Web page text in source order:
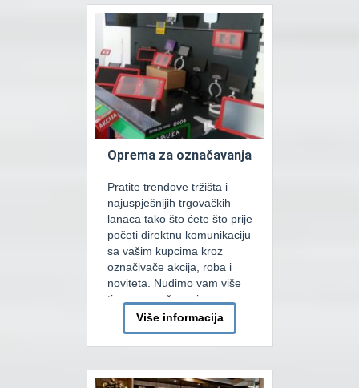
i zauzimaju sve manje
mjesta u marketima. Parazit
police se montiraju […]
Oprema za označavanja
Pratite trendove tržišta i
najuspješnijih trgovačkih
lanaca tako što ćete što prije
početi direktnu komunikaciju
sa vašim kupcima kroz
označivače akcija, roba i
noviteta. Nudimo vam više
tipova označavanja u
prodajnim objektima tako
što podjednako obraćamo
pažnju i na vertikalnu i na
Najćešća horizontalna
Više informacija